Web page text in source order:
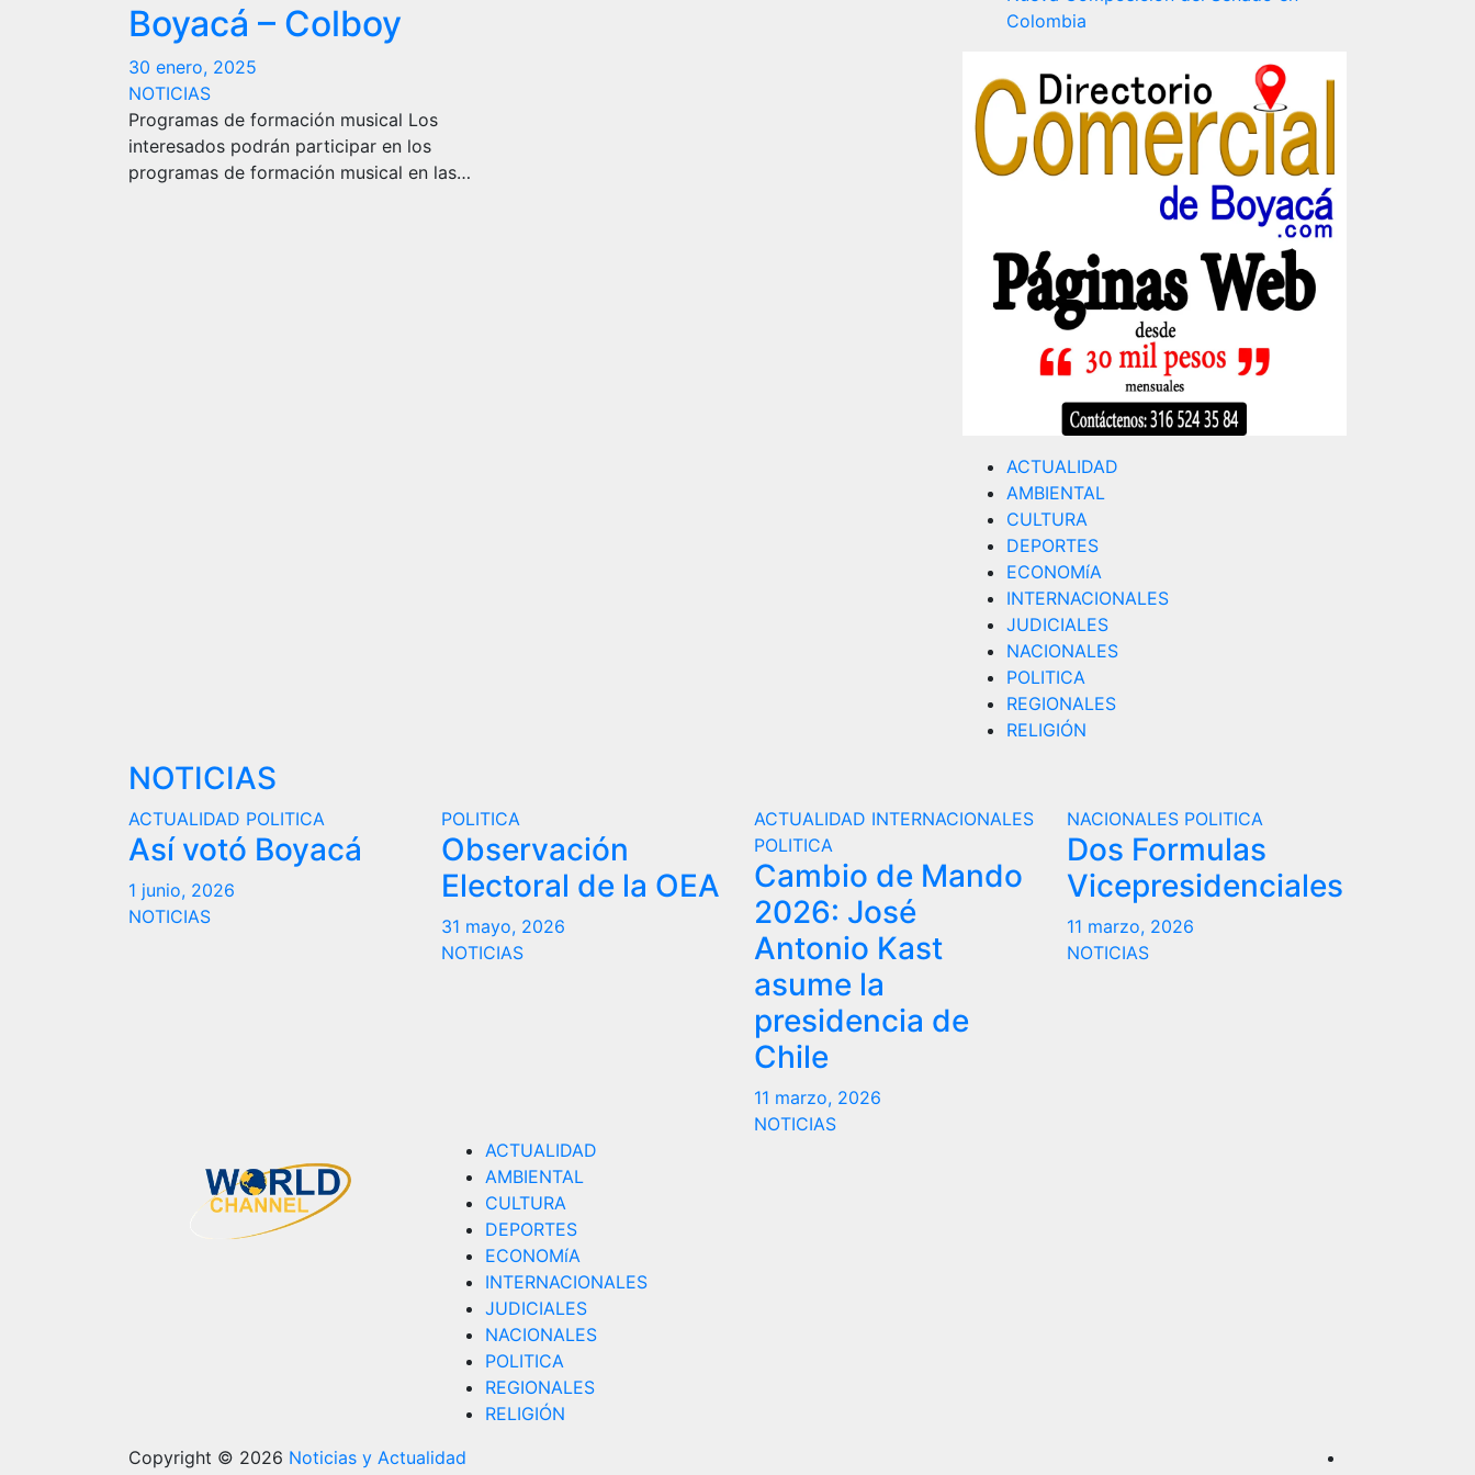
Boyacá – Colboy
30 enero, 2025
NOTICIAS
Programas de formación musical Los
interesados podrán participar en los
programas de formación musical en las…
Colombia
ACTUALIDAD
AMBIENTAL
CULTURA
DEPORTES
ECONOMíA
INTERNACIONALES
JUDICIALES
NACIONALES
POLITICA
REGIONALES
RELIGIÓN
NOTICIAS
ACTUALIDAD POLITICA
Así votó Boyacá
1 junio, 2026
NOTICIAS
POLITICA
Observación
Electoral de la OEA
31 mayo, 2026
NOTICIAS
ACTUALIDAD INTERNACIONALES
POLITICA
Cambio de Mando
2026: José
Antonio Kast
asume la
presidencia de
Chile
11 marzo, 2026
NOTICIAS
NACIONALES POLITICA
Dos Formulas
Vicepresidenciales
11 marzo, 2026
NOTICIAS
ACTUALIDAD
AMBIENTAL
CULTURA
DEPORTES
ECONOMíA
INTERNACIONALES
JUDICIALES
NACIONALES
POLITICA
REGIONALES
RELIGIÓN
Copyright © 2026 Noticias y Actualidad